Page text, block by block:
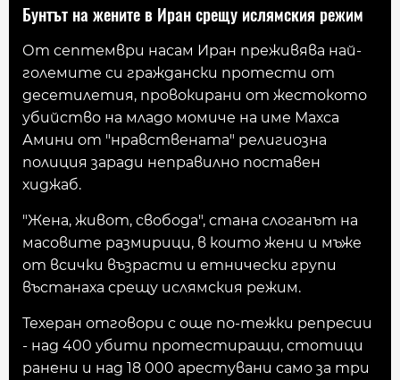
Бунтът на жените в Иран срещу ислямския режим
От септември насам Иран преживява най-
големите си граждански протести от
десетилетия, провокирани от жестокото
убийство на младо момиче на име Махса
Амини от "нравствената" религиозна
полиция заради неправилно поставен
хиджаб.
"Жена, живот, свобода", стана слоганът на
масовите размирици, в които жени и мъже
от всички възрасти и етнически групи
въстанаха срещу ислямския режим.
Техеран отговори с още по-тежки репресии
- над 400 убити протестиращи, стотици
ранени и над 18 000 арестувани само за три